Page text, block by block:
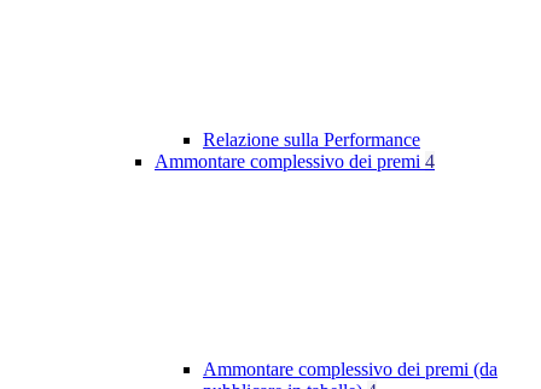
Relazione sulla Performance
Ammontare complessivo dei premi 4
Ammontare complessivo dei premi (da